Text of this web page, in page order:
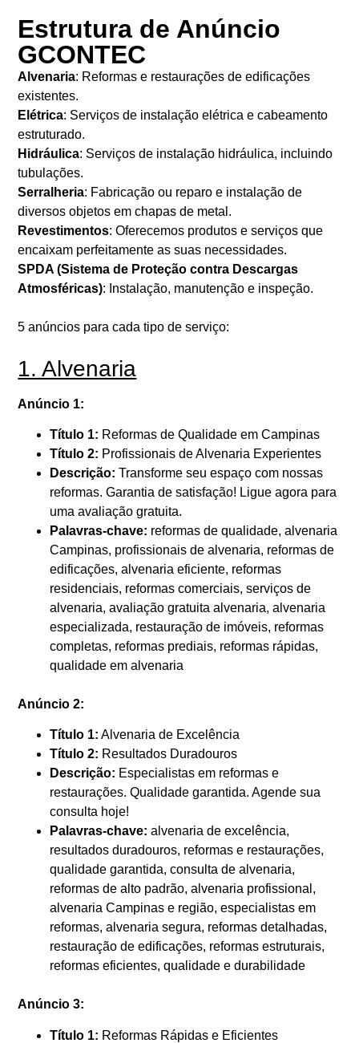
Estrutura de Anúncio
GCONTEC
Alvenaria: Reformas e restaurações de edificações
existentes.
Elétrica: Serviços de instalação elétrica e cabeamento
estruturado.
Hidráulica: Serviços de instalação hidráulica, incluindo
tubulações.
Serralheria: Fabricação ou reparo e instalação de
diversos objetos em chapas de metal.
Revestimentos: Oferecemos produtos e serviços que
encaixam perfeitamente as suas necessidades.
SPDA (Sistema de Proteção contra Descargas
Atmosféricas): Instalação, manutenção e inspeção.
5 anúncios para cada tipo de serviço:
1. Alvenaria
Anúncio 1:
Título 1: Reformas de Qualidade em Campinas
Título 2: Profissionais de Alvenaria Experientes
Descrição: Transforme seu espaço com nossas
reformas. Garantia de satisfação! Ligue agora para
uma avaliação gratuita.
Palavras-chave: reformas de qualidade, alvenaria
Campinas, profissionais de alvenaria, reformas de
edificações, alvenaria eficiente, reformas
residenciais, reformas comerciais, serviços de
alvenaria, avaliação gratuita alvenaria, alvenaria
especializada, restauração de imóveis, reformas
completas, reformas prediais, reformas rápidas,
qualidade em alvenaria
Anúncio 2:
Título 1: Alvenaria de Excelência
Título 2: Resultados Duradouros
Descrição: Especialistas em reformas e
restaurações. Qualidade garantida. Agende sua
consulta hoje!
Palavras-chave: alvenaria de excelência,
resultados duradouros, reformas e restaurações,
qualidade garantida, consulta de alvenaria,
reformas de alto padrão, alvenaria profissional,
alvenaria Campinas e região, especialistas em
reformas, alvenaria segura, reformas detalhadas,
restauração de edificações, reformas estruturais,
reformas eficientes, qualidade e durabilidade
Anúncio 3:
Título 1: Reformas Rápidas e Eficientes